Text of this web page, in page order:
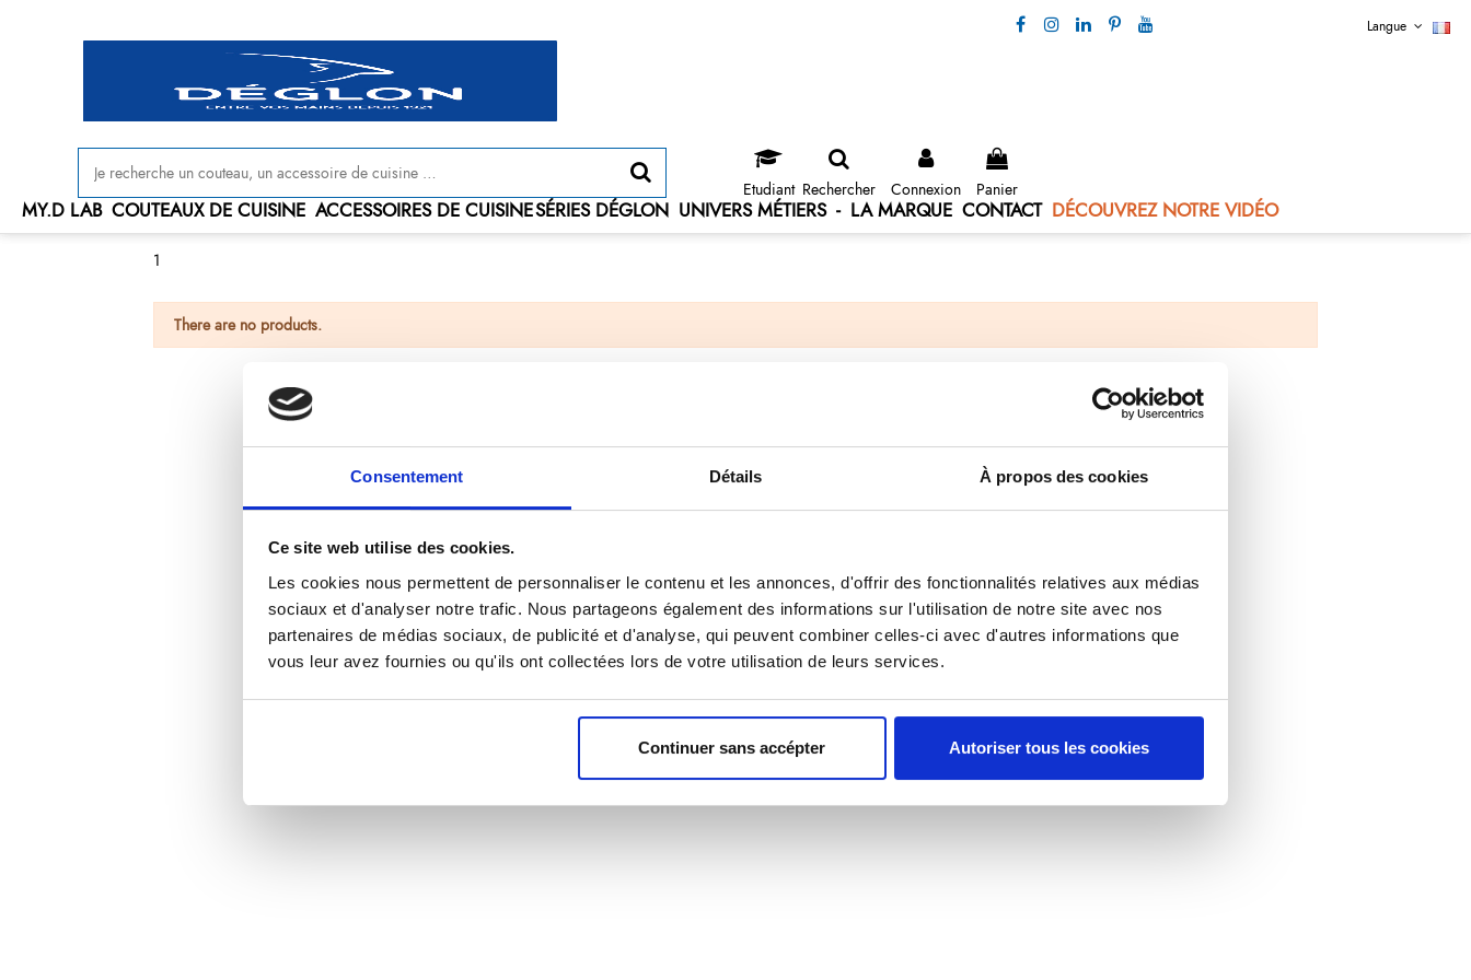
Consentement Détails À propos des cookies
Ce site web utilise des cookies.
Les cookies nous permettent de personnaliser le contenu et les annonces, d'offrir des fonctionnalités relatives aux médias
sociaux et d'analyser notre trafic. Nous partageons également des informations sur l'utilisation de notre site avec nos
partenaires de médias sociaux, de publicité et d'analyse, qui peuvent combiner celles-ci avec d'autres informations que
vous leur avez fournies ou qu'ils ont collectées lors de votre utilisation de leurs services.
Continuer sans accépter Autoriser tous les cookies
Langue
Etudiant Rechercher Connexion Panier
MY.D LAB COUTEAUX DE CUISINE ACCESSOIRES DE CUISINESÉRIES DÉGLON UNIVERS MÉTIERS - LA MARQUE CONTACT DÉCOUVREZ NOTRE VIDÉO
1
There are no products.